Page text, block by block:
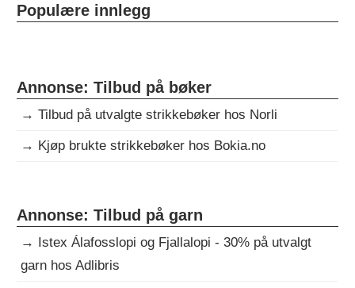
Populære innlegg
Annonse: Tilbud på bøker
→Tilbud på utvalgte strikkebøker hos Norli
→ Kjøp brukte strikkebøker hos Bokia.no
Annonse: Tilbud på garn
→
Istex Álafosslopi og Fjallalopi - 30% på utvalgt
garn hos Adlibris